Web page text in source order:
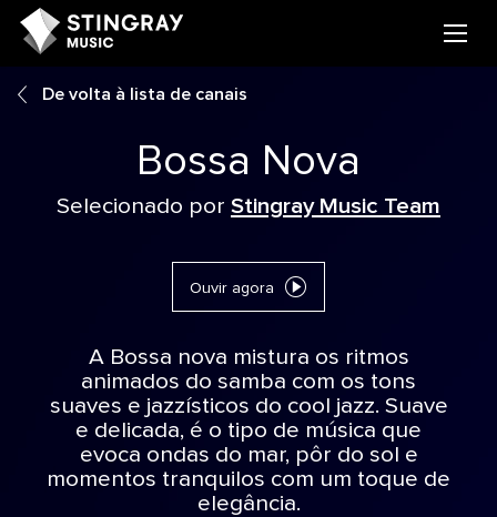
De volta à lista de canais
Bossa Nova
Selecionado por Stingray Music Team
Ouvir agora
A Bossa nova mistura os ritmos
animados do samba com os tons
suaves e jazzísticos do cool jazz. Suave
e delicada, é o tipo de música que
evoca ondas do mar, pôr do sol e
momentos tranquilos com um toque de
elegância.